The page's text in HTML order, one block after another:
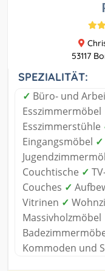
53117
SPEZIALITÄT:
✓ Büro- und
Esszimmermöbel
Esszimmerstühle
Eingangsmöbel ✓
Couchtische ✓
Couches ✓
Vitrinen ✓
Massivholzmöbel
Kommoden und